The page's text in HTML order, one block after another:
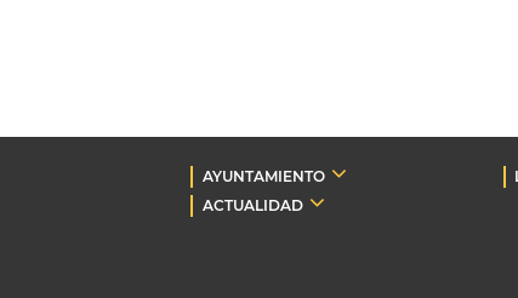
AYUNTAMIENTO
ACTUALIDAD